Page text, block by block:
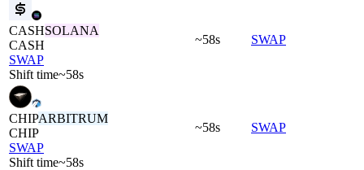
CASHSOLANA
CASH
SWAP
Shift time~58s
~58s SWAP
CHIPARBITRUM
CHIP
SWAP
Shift time~58s
~58s SWAP